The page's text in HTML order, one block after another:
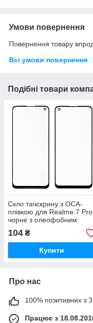
Умови повернення
Повернення товару
Всі умови повернення
Подібні товари
Скло тачскрину з OCA-
плівкою для Realme 7 Pro
чорне з олеофобним
покриттям, загартоване
104 ₴
Купити
Про нас
100% позитивних з
Працює з